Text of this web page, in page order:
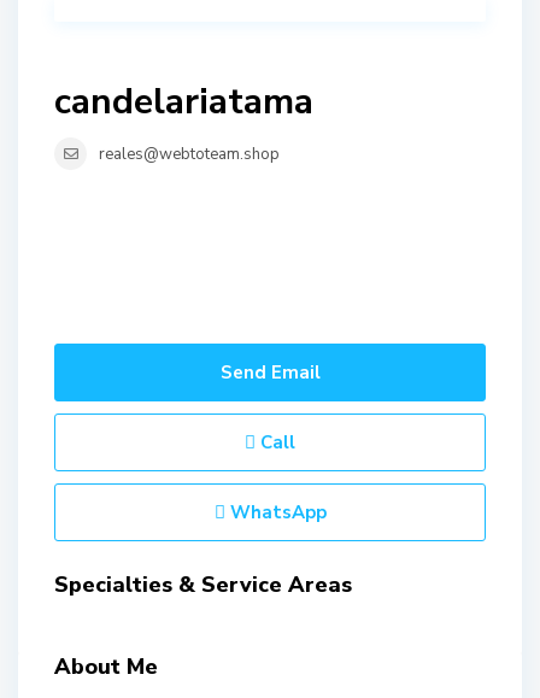
candelariatama
reales@webtoteam.shop
Send Email
Call
WhatsApp
Specialties & Service Areas
About Me